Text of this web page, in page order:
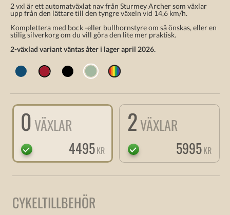
2 vxl är ett automatväxlat nav från Sturmey Archer som växlar
upp från den lättare till den tyngre växeln vid 14,6 km/h.
Komplettera med bock -eller bullhornstyre om så önskas, eller en
stilig silverkorg om du vill göra den lite mer praktisk.
2-växlad variant väntas åter i lager april 2026.
0VÄXLAR
4495KR
2VÄXLAR
5995KR
CYKELTILLBEHÖR